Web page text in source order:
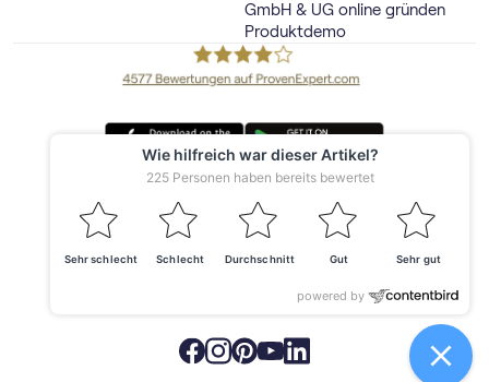
GmbH & UG online gründen
Produktdemo
Made with ❤️ in Offenburg
Deutschland